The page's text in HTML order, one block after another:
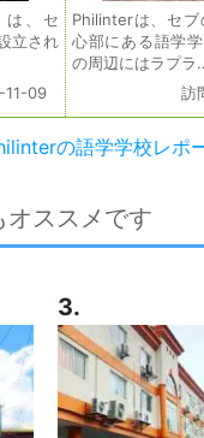
は、セ
立され
11-09
Philinterは、セ
心部にある語学
の周辺にはラプラ
訪
の語学学校レポ
ススメです
3.